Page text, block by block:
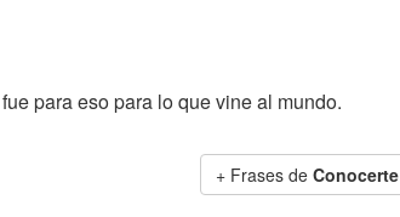
para eso para lo que vine al mundo.
+ Frases de Conocerte